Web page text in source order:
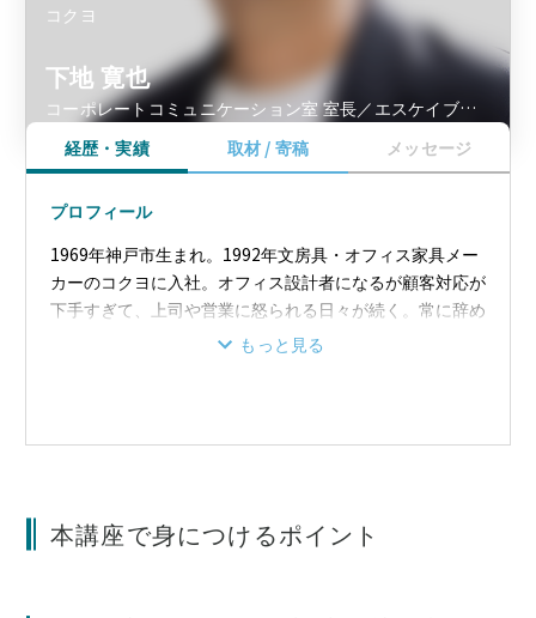
コクヨ
下地 寛也
コーポレートコミュニケーション室 室長／エスケイブレ
イン 代表
経歴・実績 取材 / 寄稿 メッセージ
プロフィール
1969年神戸市生まれ。1992年文房具・オフィス家具メー
カーのコクヨに入社。オフィス設計者になるが顧客対応が
下手すぎて、上司や営業に怒られる日々が続く。常に辞め
たいと思いながら働いていたが、５年後、コクヨがフリー
ザイン思考、ロジカルシンキング、リーダーシップなど、
出版。常にメモを取りながら、自由で豊かな働き方を実践
するためのアウトプットを続けている。コクヨにおいて
もっと見る
本講座で身につけるポイント